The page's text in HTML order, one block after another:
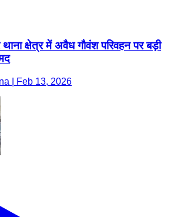
क्षेत्र में अवैध गौवंश परिवहन पर बड़ी
| Feb 13, 2026